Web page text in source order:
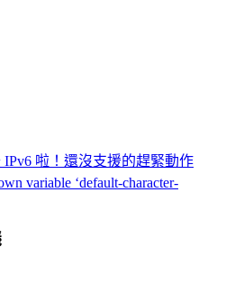
IPv6 啦！還沒支援的趕緊動作
variable ‘default-character-